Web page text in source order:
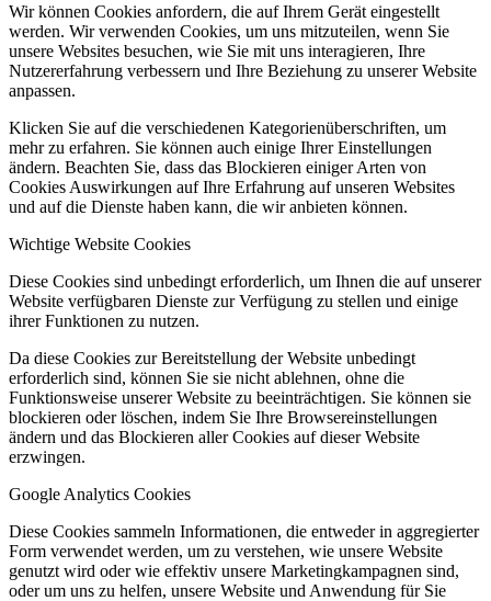
Wir können Cookies anfordern, die auf Ihrem Gerät eingestellt
werden. Wir verwenden Cookies, um uns mitzuteilen, wenn Sie
unsere Websites besuchen, wie Sie mit uns interagieren, Ihre
Nutzererfahrung verbessern und Ihre Beziehung zu unserer Website
anpassen.
Klicken Sie auf die verschiedenen Kategorienüberschriften, um
mehr zu erfahren. Sie können auch einige Ihrer Einstellungen
ändern. Beachten Sie, dass das Blockieren einiger Arten von
Cookies Auswirkungen auf Ihre Erfahrung auf unseren Websites
und auf die Dienste haben kann, die wir anbieten können.
Wichtige Website Cookies
Diese Cookies sind unbedingt erforderlich, um Ihnen die auf unserer
Website verfügbaren Dienste zur Verfügung zu stellen und einige
ihrer Funktionen zu nutzen.
Da diese Cookies zur Bereitstellung der Website unbedingt
erforderlich sind, können Sie sie nicht ablehnen, ohne die
Funktionsweise unserer Website zu beeinträchtigen. Sie können sie
blockieren oder löschen, indem Sie Ihre Browsereinstellungen
ändern und das Blockieren aller Cookies auf dieser Website
erzwingen.
Google Analytics Cookies
Diese Cookies sammeln Informationen, die entweder in aggregierter
Form verwendet werden, um zu verstehen, wie unsere Website
genutzt wird oder wie effektiv unsere Marketingkampagnen sind,
oder um uns zu helfen, unsere Website und Anwendung für Sie